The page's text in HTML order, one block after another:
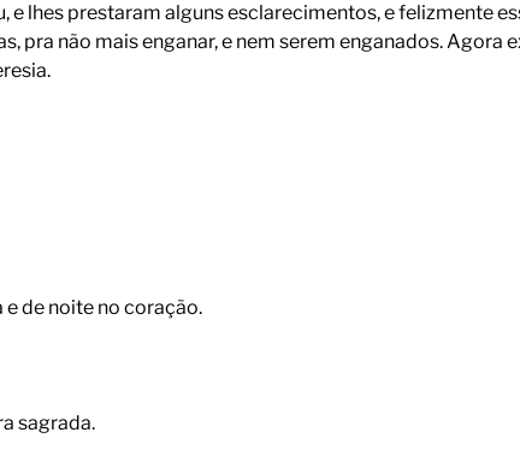
lhes prestaram alguns esclarecimentos, e felizmente
não mais enganar, e nem serem enganados. Agora
e de noite no coração.
sagrada.